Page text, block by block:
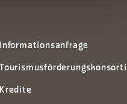
Informationsanfrage
Kredite